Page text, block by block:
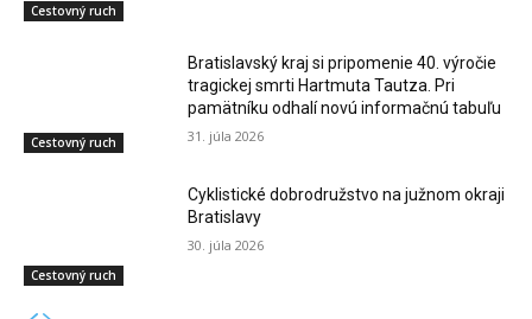
Cestovný ruch
Cestovný ruch
Bratislavský kraj si pripomenie 40. výročie
tragickej smrti Hartmuta Tautza. Pri
pamätníku odhalí novú informačnú tabuľu
31. júla 2026
Cestovný ruch
Cyklistické dobrodružstvo na južnom okraji
Bratislavy
30. júla 2026